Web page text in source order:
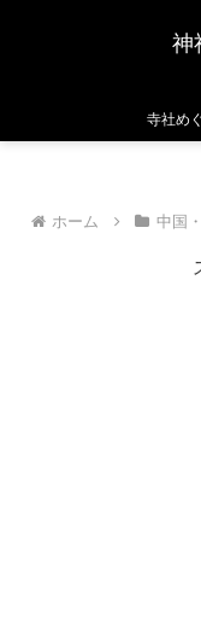
神
寺社め
ホーム 中国